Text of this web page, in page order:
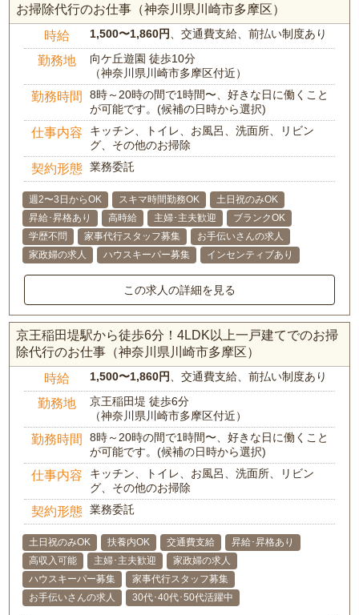
お掃除代行のお仕事（神奈川県川崎市多摩区）
時給 1,500〜1,860円 、交通費支給、前払い制度あり
勤務地
向ケ丘遊園 徒歩10分
（神奈川県川崎市多摩区付近）
勤務時間
8時～20時の間で1時間〜、好きな日に働くこと
が可能です。(候補の日時から選択)
仕事内容
キッチン、トイレ、お風呂、洗面所、リビン
グ、その他のお掃除
契約形態 業務委託
週2〜3日からOK スキマ時間勤務OK
土日祝のみOK
昇給･昇格あり
高時給 主婦･主夫歓迎
ブランクOK
学歴不問
家事代行スタッフ募集
お手伝いさんの求人
家政婦の求人
ハウスキーパー募集 インセンティブあり
この求人の詳細を見る
京王稲田堤駅から徒歩6分！4LDK以上一戸建てでのお掃
除代行のお仕事（神奈川県川崎市多摩区）
時給 1,500〜1,860円 、交通費支給、前払い制度あり
勤務地
京王稲田堤 徒歩6分
（神奈川県川崎市多摩区付近）
勤務時間
8時～20時の間で1時間〜、好きな日に働くこと
が可能です。(候補の日時から選択)
仕事内容
キッチン、トイレ、お風呂、洗面所、リビン
グ、その他のお掃除
契約形態 業務委託
土日祝のみOK 扶養内OK 交通費支給
昇給･昇格あり
高収入可能
主婦･主夫歓迎
家政婦の求人
ハウスキーパー募集
家事代行スタッフ募集
お手伝いさんの求人
30代･40代･50代活躍中